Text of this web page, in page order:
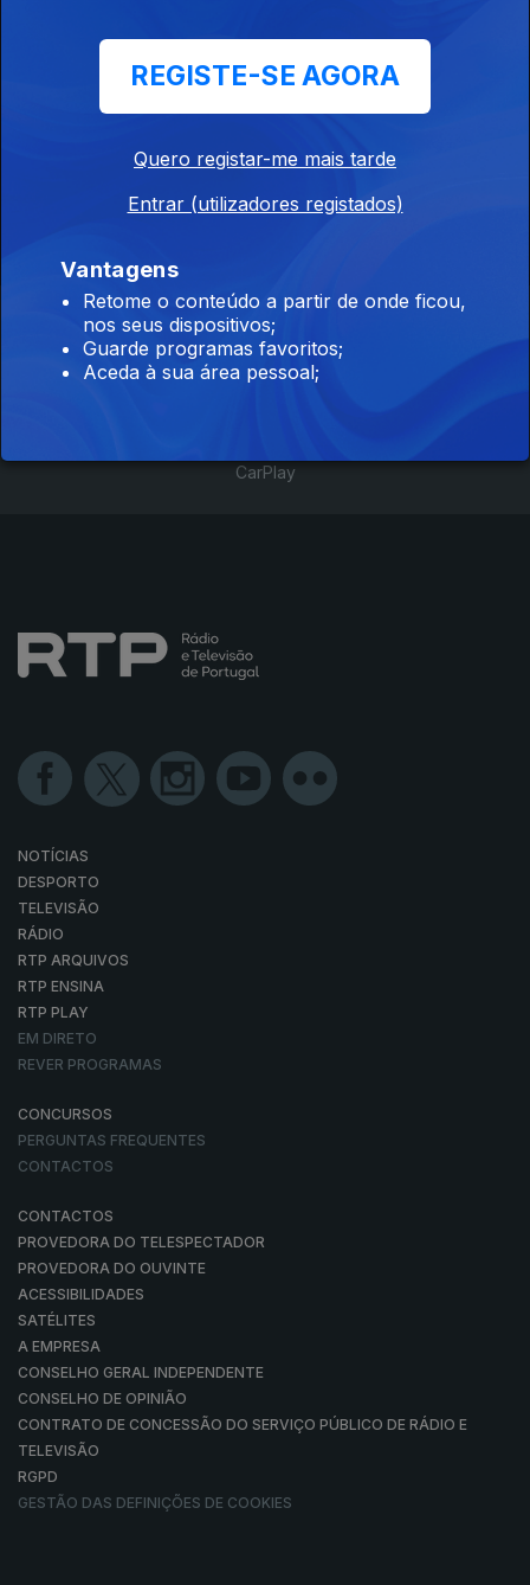
30 abr. 2023
Instale a aplicação
CarPlay
NOTÍCIAS
DESPORTO
TELEVISÃO
RÁDIO
RTP ARQUIVOS
RTP ENSINA
RTP PLAY
EM DIRETO
REVER PROGRAMAS
CONCURSOS
PERGUNTAS FREQUENTES
CONTACTOS
CONTACTOS
PROVEDORA DO TELESPECTADOR
PROVEDORA DO OUVINTE
ACESSIBILIDADES
SATÉLITES
A EMPRESA
CONSELHO GERAL INDEPENDENTE
CONSELHO DE OPINIÃO
CONTRATO DE CONCESSÃO DO SERVIÇO PÚBLICO DE RÁDIO E
TELEVISÃO
RGPD
GESTÃO DAS DEFINIÇÕES DE COOKIES
REGISTE-SE AGORA
Quero registar-me mais tarde
Entrar (utilizadores registados)
Vantagens
Retome o conteúdo a partir de onde ficou,
nos seus dispositivos;
Guarde programas favoritos;
Aceda à sua área pessoal;